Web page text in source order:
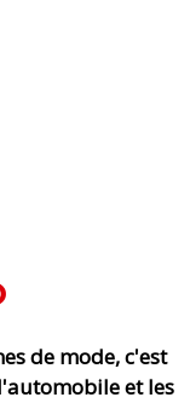
de mode, c'est
et les